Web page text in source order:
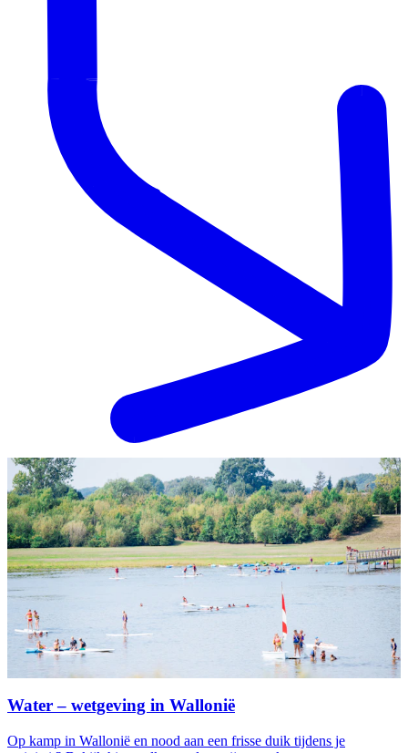
Water – wetgeving in Wallonië
Op kamp in Wallonië en nood aan een frisse duik tijdens je